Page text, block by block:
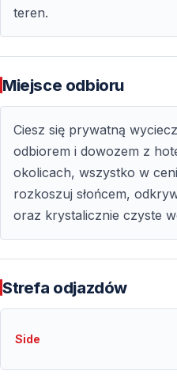
Dostęp do ukrytych
Pływanie w krystalicznie
Wyjątkowe Chwile na
Prywatna wycieczka łodzią
sposób na oderwanie się od
czasu blisko natury.
warunki do relaksu i
wspomnień.
Zarezerwuj prywatną
przeżyj wyjątkową
teren.
Miejsce odbioru
Ciesz się prywatną
odbiorem i dowozem z
okolicach, wszystko w
rozkoszuj słońcem,
oraz krystalicznie czyste
Strefa odjazdów
Side